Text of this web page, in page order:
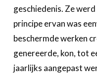
geschiedenis. Ze
principe ervan was
beschermde werken
genereerde, kon, tot
jaarlijks aangepast